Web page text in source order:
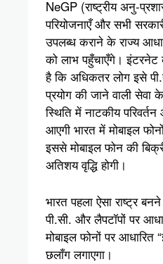
NeGP (राष्ट्रीय अनु-
परियोजनाएँ और सभी
उपलब्ध कराने के राज्य
को लाभ पहुँचाएँगे।
है कि अधिकतर लोग इसे
प्रयोग की जाने वाली
स्थिति में नाटकीय
आएगी भारत में मोबाइल
इससे मोबाइल फोन की
अतिशय वृद्धि होगी।
भारत पहला ऐसा राष्ट्र
पी.सी. और लैपटॉपों पर
मोबाइल फोनों पर
छलाँग लगाएगा।